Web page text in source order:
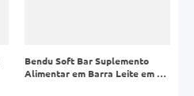
Bendu Soft Bar Suplemento
Alimentar em Barra Leite em Pó